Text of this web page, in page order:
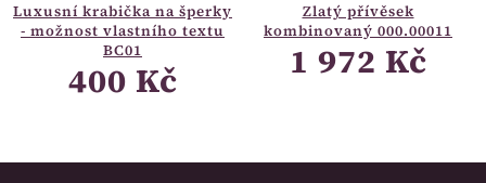
Luxusní krabička na šperky
- možnost vlastního textu
BC01
400 Kč
Zlatý přívěsek
kombinovaný 000.00011
1 972 Kč